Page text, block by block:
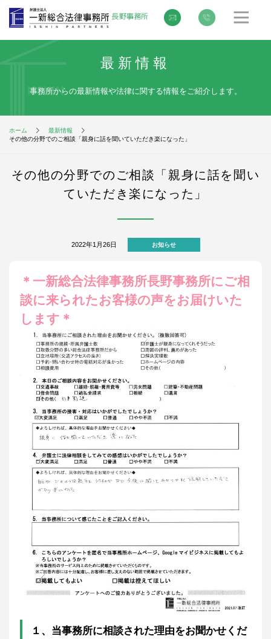
最新情報
事務所からの最新情報や法律に関する情報をご紹介します。
ホーム
最新情報
その他の分野でのご相談「親身に話を聞いていただき楽になった」
その他の分野でのご相談「親身に話を聞い
ていただき楽になった」
2022年1月26日 お知らせ
＊一新総合法律事務所長野事務所にご相
談に来られたお客様の声をお届けいた
します＊
１、 当事務所に相談された理由をお聞かせくだ